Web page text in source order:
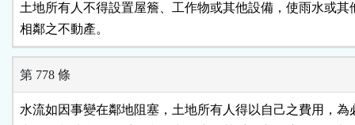
土地所有人不得設置屋簷、工作物或其他設備，使雨水或其
相鄰之不動產。
第 778 條
水流如因事變在鄰地阻塞，土地所有人得以自己之費用，為